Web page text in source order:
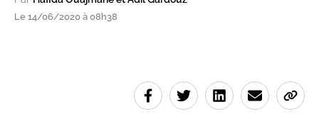
Le 14/06/2020 à 08h38